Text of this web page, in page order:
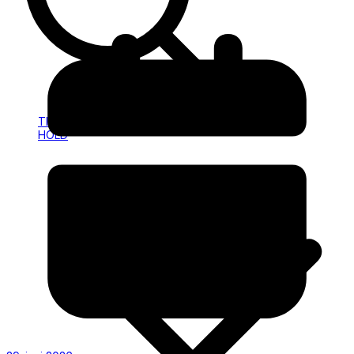
HOLD
INFO
TILMELDING
HOLD